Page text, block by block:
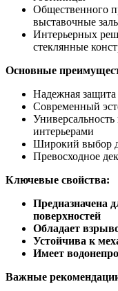
Общественного
выставочные
Интерьерных
стеклянные
Основные
Надежная защита
Современный
интерьерами
Широкий выбор
Превосходное
Ключевые свойства:
Предназначена
поверхностей
Обладает
Устойчива к
Имеет
Важные